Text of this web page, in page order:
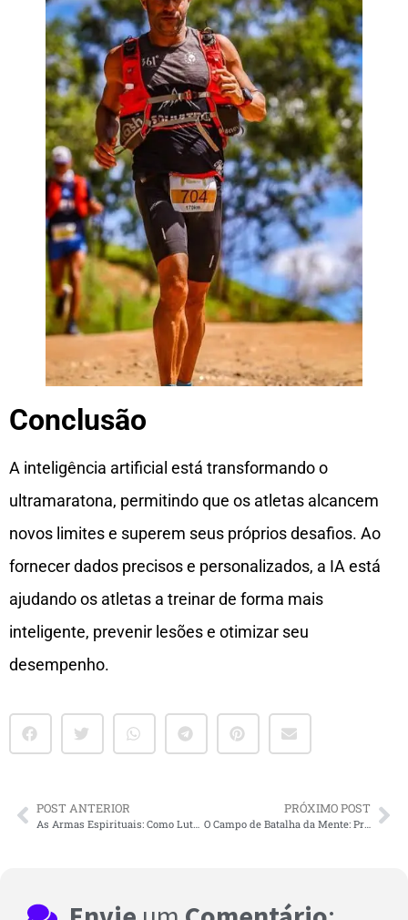
Conclusão
A inteligência artificial está transformando o
ultramaratona, permitindo que os atletas alcancem
novos limites e superem seus próprios desafios. Ao
fornecer dados precisos e personalizados, a IA está
ajudando os atletas a treinar de forma mais
inteligente, prevenir lesões e otimizar seu
desempenho.
POST ANTERIOR PRÓXIMO POST
O Campo de Batalha da Mente: Protegendo seus Pensamentos